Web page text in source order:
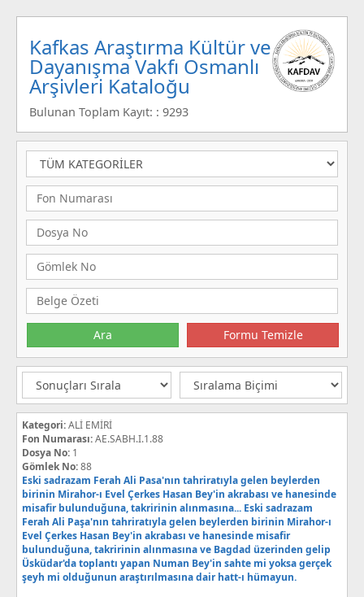
Kafkas Araştırma Kültür ve
Dayanışma Vakfı Osmanlı
Arşivleri Kataloğu
Bulunan Toplam Kayıt: : 9293
Kategori:ALİ EMİRİ
Fon Numarası:AE.SABH.I.1.88
Dosya No: 1
Gömlek No:88
Eski sadrazam Ferah Ali Pasa'nın tahriratıyla gelen beylerden
birinin Mirahor-ı Evel Çerkes Hasan Bey'in akrabası ve hanesinde
misafir bulunduğuna, takririnin alınmasına... Eski sadrazam
Ferah Ali Paşa'nın tahriratıyla gelen beylerden birinin Mirahor-ı
Evel Çerkes Hasan Bey'in akrabası ve hanesinde misafir
bulunduğuna, takririnin alınmasına ve Bagdad üzerinden gelip
Üsküdar'da toplantı yapan Numan Bey'in sahte mi yoksa gerçek
şeyh mi olduğunun araştırılmasına dair hatt-ı hümayun.